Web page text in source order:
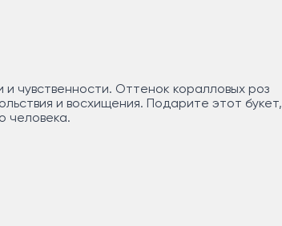
чувственности. Оттенок коралловых роз
и восхищения. Подарите этот букет,
человека.